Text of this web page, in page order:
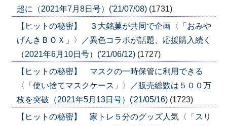
超に（2021年7月8日号）('21/07/08) (1731)
【ヒットの秘密】 ３大銘菓が共同で企画〈「おみや
げんきＢＯＸ」〉／異色コラボが話題、応援購入続く
（2021年6月10日号）('21/06/12) (1727)
【ヒットの秘密】 マスクの一時保管に利用できる
〈「使い捨てマスクケース」〉／販売総数は５００万
枚を突破（2021年5月13日号）('21/05/16) (1723)
【ヒットの秘密】 家トレ５分のグッズ人気〈「スリ